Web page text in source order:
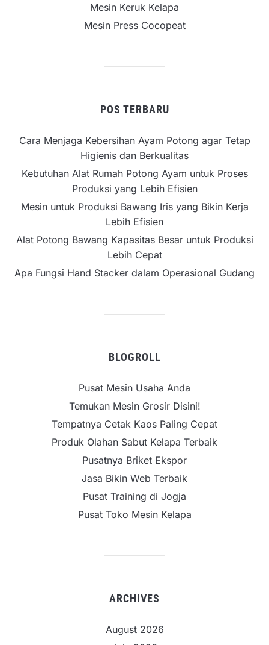
Mesin Keruk Kelapa
Mesin Press Cocopeat
POS TERBARU
Cara Menjaga Kebersihan Ayam Potong agar Tetap
Higienis dan Berkualitas
Kebutuhan Alat Rumah Potong Ayam untuk Proses
Produksi yang Lebih Efisien
Mesin untuk Produksi Bawang Iris yang Bikin Kerja
Lebih Efisien
Alat Potong Bawang Kapasitas Besar untuk Produksi
Lebih Cepat
Apa Fungsi Hand Stacker dalam Operasional Gudang
BLOGROLL
Pusat Mesin Usaha Anda
Temukan Mesin Grosir Disini!
Tempatnya Cetak Kaos Paling Cepat
Produk Olahan Sabut Kelapa Terbaik
Pusatnya Briket Ekspor
Jasa Bikin Web Terbaik
Pusat Training di Jogja
Pusat Toko Mesin Kelapa
ARCHIVES
August 2026